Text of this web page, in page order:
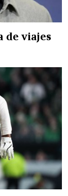
de viajes